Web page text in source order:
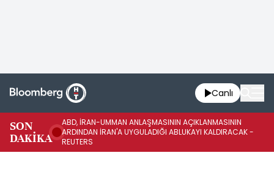
Canlı
SON
DAKİKA
ABD, İRAN-UMMAN ANLAŞMASININ AÇIKLANMASININ
ARDINDAN İRAN'A UYGULADIĞI ABLUKAYI KALDIRACAK -
REUTERS